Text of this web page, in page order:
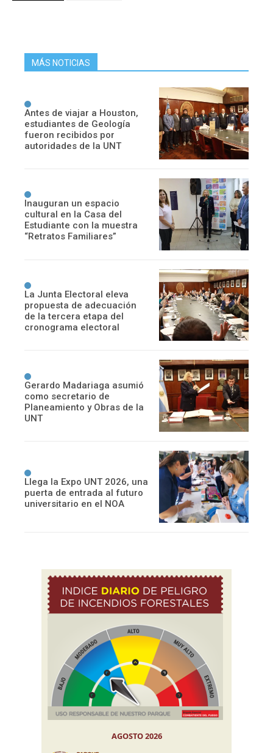
MÁS NOTICIAS
Antes de viajar a Houston,
estudiantes de Geología
fueron recibidos por
autoridades de la UNT
Inauguran un espacio
cultural en la Casa del
Estudiante con la muestra
“Retratos Familiares”
La Junta Electoral eleva
propuesta de adecuación
de la tercera etapa del
cronograma electoral
Gerardo Madariaga asumió
como secretario de
Planeamiento y Obras de la
UNT
Llega la Expo UNT 2026, una
puerta de entrada al futuro
universitario en el NOA